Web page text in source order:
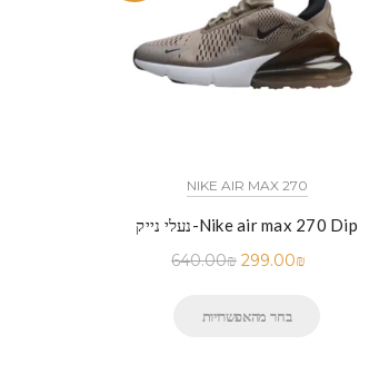
NIKE AIR MAX 270
נעלי נייק-Nike air max 270 Dip
640.00₪ 299.00₪
בחר מהאפשרויות